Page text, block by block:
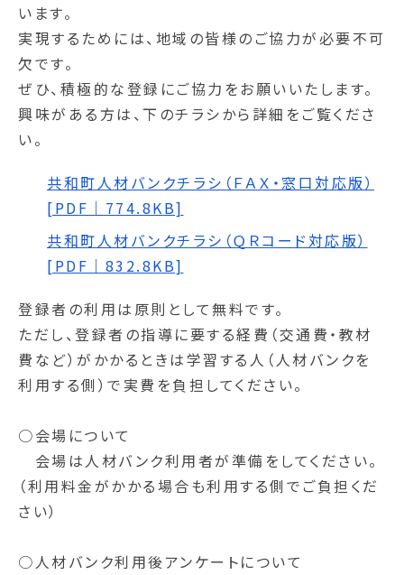
います。
実現するためには、地域の皆様のご協力が必要不可
欠です。
ぜひ、積極的な登録にご協力をお願いいたします。
興味がある方は、下のチラシから詳細をご覧くださ
い。
共和町人材バンクチラシ（ＦＡＸ・窓口対応版）
[PDF｜774.8KB]
共和町人材バンクチラシ（ＱＲコード対応版）
[PDF｜832.8KB]
登録者の利用は原則として無料です。
ただし、登録者の指導に要する経費（交通費・教材
費など）がかかるときは学習する人（人材バンクを
利用する側）で実費を負担してください。
○会場について
会場は人材バンク利用者が準備をしてください。
（利用料金がかかる場合も利用する側でご負担くだ
さい）
○人材バンク利用後アンケートについて